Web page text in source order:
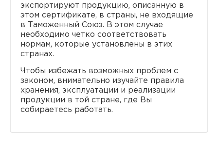
экспортируют продукцию, описанную в
этом сертификате, в страны, не входящие
в Таможенный Союз. В этом случае
необходимо четко соответствовать
нормам, которые установлены в этих
странах.
Чтобы избежать возможных проблем с
законом, внимательно изучайте правила
хранения, эксплуатации и реализации
продукции в той стране, где Вы
собираетесь работать.